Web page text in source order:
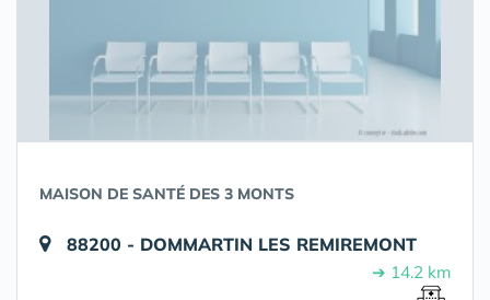
MAISON DE SANTÉ DES 3 MONTS
88200 - DOMMARTIN LES REMIREMONT
➔ 14.2 km